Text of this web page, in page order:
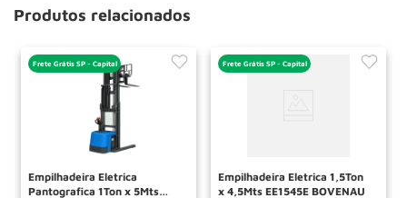
Produtos relacionados
Frete Grátis SP - Capital
Empilhadeira Eletrica
Pantografica 1Ton x 5Mts
Frete Grátis SP - Capital
Empilhadeira Eletrica 1,5Ton
x 4,5Mts EE1545E BOVENAU